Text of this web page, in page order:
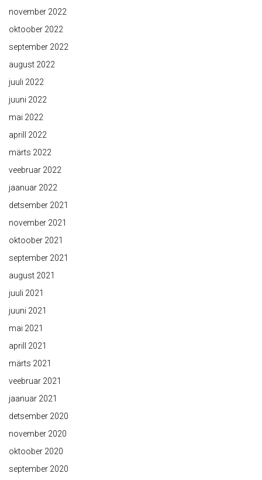
november 2022
oktoober 2022
september 2022
august 2022
juuli 2022
juuni 2022
mai 2022
aprill 2022
märts 2022
veebruar 2022
jaanuar 2022
detsember 2021
november 2021
oktoober 2021
september 2021
august 2021
juuli 2021
juuni 2021
mai 2021
aprill 2021
märts 2021
veebruar 2021
jaanuar 2021
detsember 2020
november 2020
oktoober 2020
september 2020